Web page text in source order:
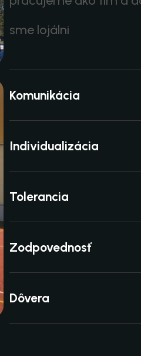
sme lojálni
Komunikácia
Individualizácia
Tolerancia
Zodpovednosť
Dôvera